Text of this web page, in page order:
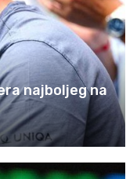
najboljeg na